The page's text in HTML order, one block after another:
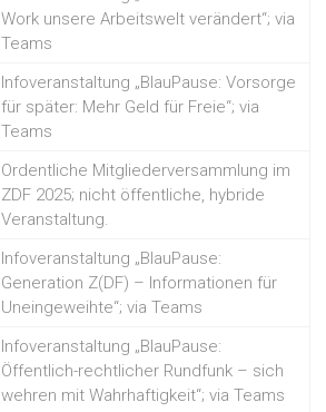
Work unsere Arbeitswelt verändert“; via
Teams
Infoveranstaltung „BlauPause: Vorsorge
für später: Mehr Geld für Freie“; via
Teams
Ordentliche Mitgliederversammlung im
ZDF 2025; nicht öffentliche, hybride
Veranstaltung.
Infoveranstaltung „BlauPause:
Generation Z(DF) – Informationen für
Uneingeweihte“; via Teams
Infoveranstaltung „BlauPause:
Öffentlich-rechtlicher Rundfunk – sich
wehren mit Wahrhaftigkeit“; via Teams